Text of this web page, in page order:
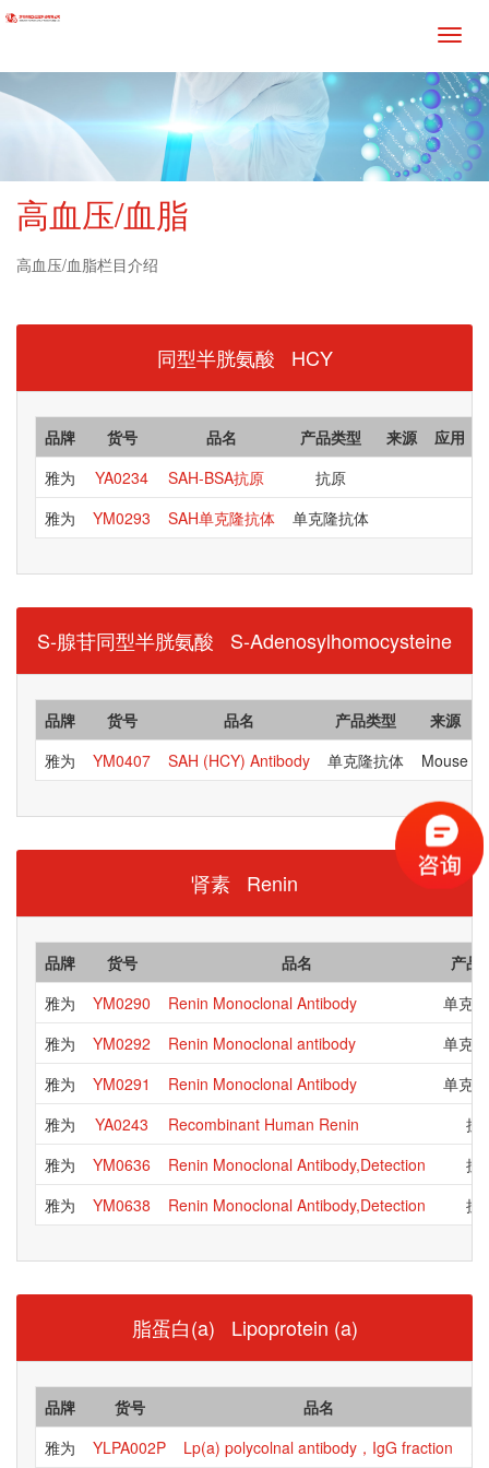
高血压/血脂
高血压/血脂栏目介绍
同型半胱氨酸 HCY
品牌 货号 品名 产品类型 来源 应用
雅为
YA0234 SAH-BSA抗原
抗原
雅为
YM0293 SAH单克隆抗体 单克隆抗体
S-腺苷同型半胱氨酸 S-Adenosylhomocysteine
品牌 货号 品名 产品类型 来源
雅为
YM0407 SAH (HCY) Antibody 单克隆抗体 Mouse
肾素 Renin
品牌 货号 品名
产品
雅为
YM0290 Renin Monoclonal Antibody
单克
雅为
YM0292 Renin Monoclonal antibody
单克
雅为
YM0291 Renin Monoclonal Antibody
单克
雅为
YA0243 Recombinant Human Renin
抗
雅为
YM0636 Renin Monoclonal Antibody,Detection
抗
雅为
YM0638 Renin Monoclonal Antibody,Detection 抗
脂蛋白(a) Lipoprotein (a)
品牌 货号 品名
雅为
YLPA002P Lp(a) polycolnal antibody，IgG fraction